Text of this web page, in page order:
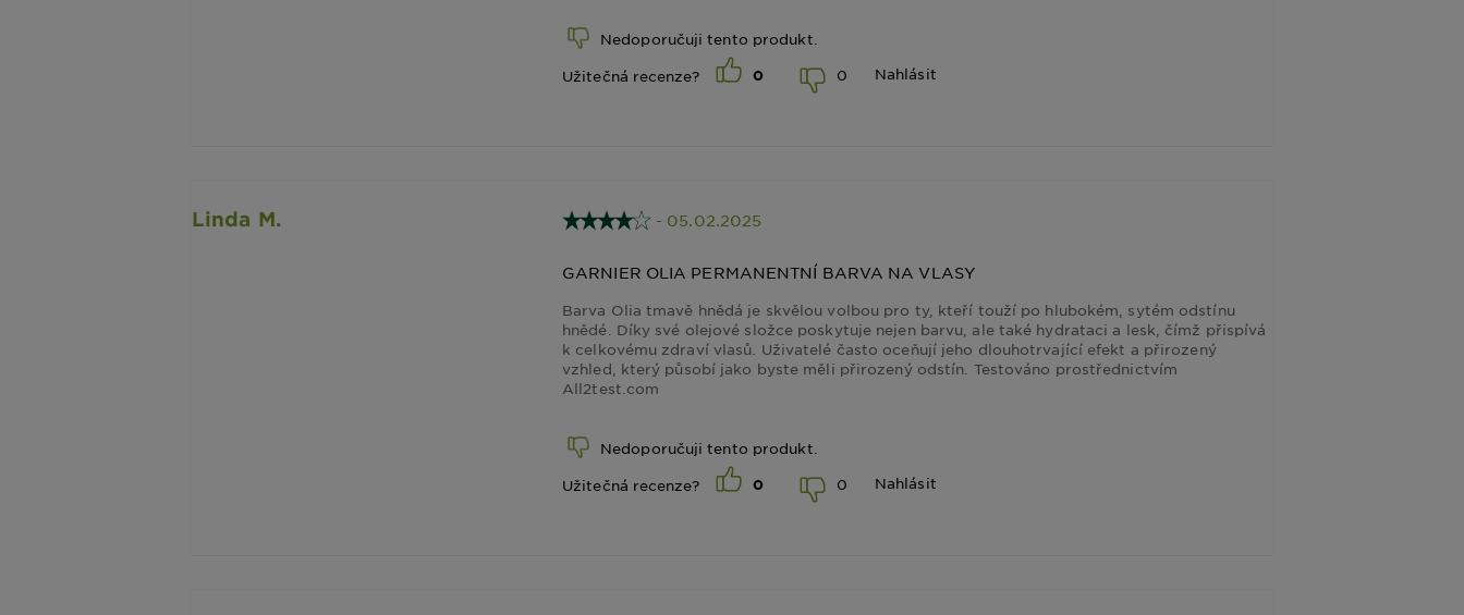
Nedoporučuji tento produkt.
Užitečná recenze?
0 0 Nahlásit
Linda M. - 05.02.2025
GARNIER OLIA PERMANENTNÍ BARVA NA VLASY
Barva Olia tmavě hnědá je skvělou volbou pro ty, kteří touží po hlubokém, sytém odstínu
hnědé. Díky své olejové složce poskytuje nejen barvu, ale také hydrataci a lesk, čímž přispívá
k celkovému zdraví vlasů. Uživatelé často oceňují jeho dlouhotrvající efekt a přirozený
vzhled, který působí jako byste měli přirozený odstín. Testováno prostřednictvím
All2test.com
Nedoporučuji tento produkt.
Užitečná recenze?
0 0 Nahlásit